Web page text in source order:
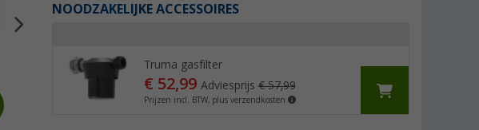
NOODZAKELIJKE ACCESSOIRES
Truma gasfilter
€ 52,99 Adviesprijs € 57,99
Prijzen incl. BTW, plus verzendkosten
waarschuwingsapparaat
(77)
52,99€
H AL 8300
53,
Adviesprijs 69,99 €